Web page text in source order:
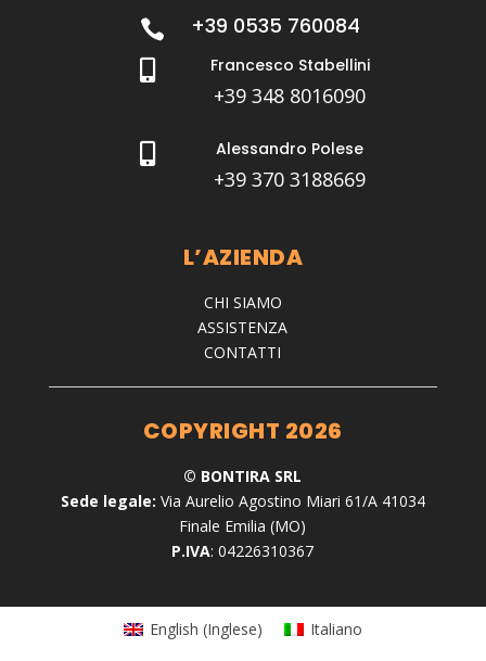
 +39 0535 760084
Francesco Stabellini
+39 348 8016090
Alessandro Polese
+39 370 3188669
L’AZIENDA
CHI SIAMO
ASSISTENZA
CONTATTI
COPYRIGHT 2026
© BONTIRA SRL
Sede legale: Via Aurelio Agostino Miari 61/A 41034
Finale Emilia (MO)
P.IVA: 04226310367
English (Inglese) Italiano